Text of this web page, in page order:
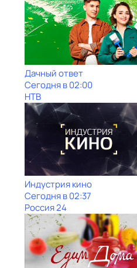
Дачный ответ
Сегодня в 02:00
НТВ
Индустрия кино
Сегодня в 02:37
Россия 24